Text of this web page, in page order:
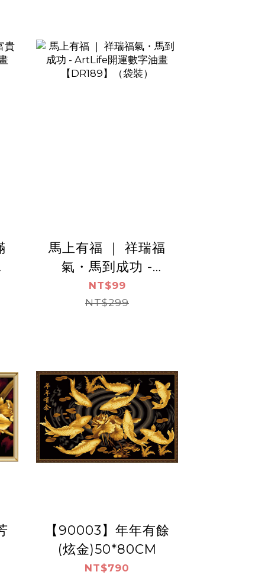
馬上有福 ｜ 祥瑞福
氣・馬到成功 -
ArtLife開運數字油畫
【DR189】（袋裝）
NT$99
NT$299
【90003】年年有餘
(炫金)50*80CM
NT$790